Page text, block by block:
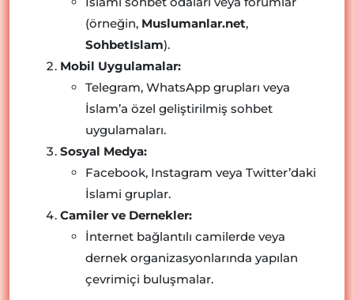
(örneğin, Muslumanlar.net,
SohbetIslam).
Mobil Uygulamalar:
Telegram, WhatsApp grupları veya
İslam’a özel geliştirilmiş sohbet
uygulamaları.
Sosyal Medya:
Facebook, Instagram veya Twitter’daki
İslami gruplar.
Camiler ve Dernekler:
İnternet bağlantılı camilerde veya
dernek organizasyonlarında yapılan
çevrimiçi buluşmalar.